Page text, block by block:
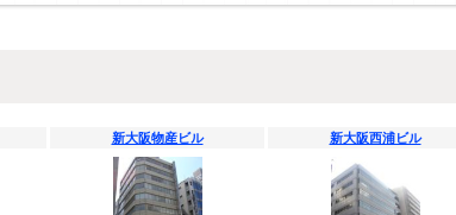
新大阪物産ビル 新大阪西浦ビル